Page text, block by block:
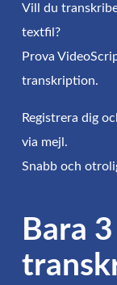
Vill du
textfil?
Prova
transkription.
Registrera dig
via mejl.
Snabb och
Bara